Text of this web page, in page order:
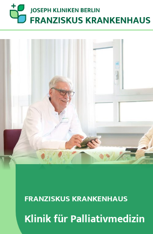
Home
Notaufnahme
Kliniken & Zentren
Aufenthalt & Besuch
Über uns
Karriere
FRANZISKUS KRANKENHAUS
Klinik für Palliativmedizin